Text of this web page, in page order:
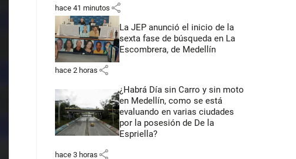
hace 41 minutos share
La JEP anunció el inicio de la
sexta fase de búsqueda en La
Escombrera, de Medellín
hace 2 horas share
¿Habrá Día sin Carro y sin moto
en Medellín, como se está
evaluando en varias ciudades
por la posesión de De la
Espriella?
hace 3 horas share